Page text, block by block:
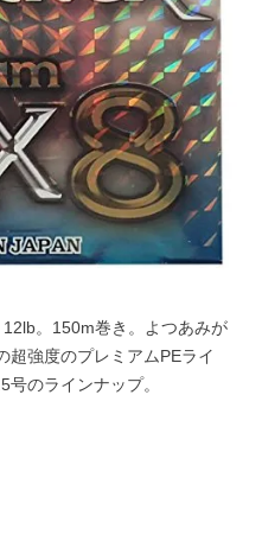
。150m巻き。よつあみが
超強度のプレミアムPEライ
のラインナップ。